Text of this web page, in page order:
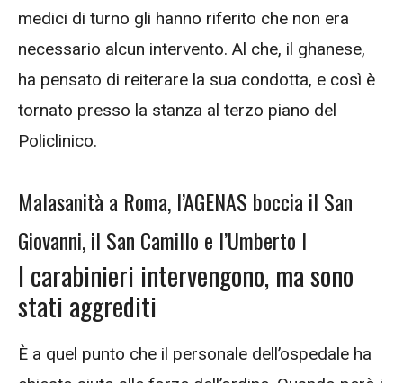
medici di turno gli hanno riferito che non era
necessario alcun intervento. Al che, il ghanese,
ha pensato di reiterare la sua condotta, e così è
tornato presso la stanza al terzo piano del
Policlinico.
Malasanità a Roma, l’AGENAS boccia il San
Giovanni, il San Camillo e l’Umberto I
I carabinieri intervengono, ma sono
stati aggrediti
È a quel punto che il personale dell’ospedale ha